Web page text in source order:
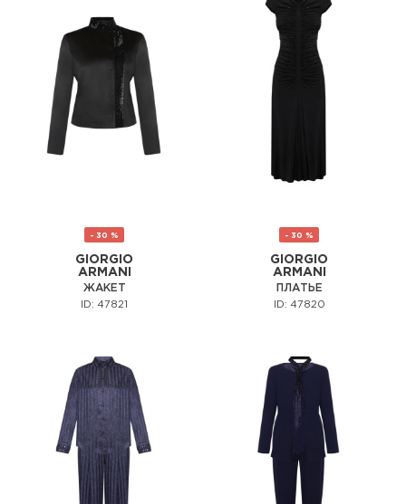
- 30 %
GIORGIO
ARMANI
ЖАКЕТ
ID: 47821
- 30 %
GIORGIO
ARMANI
ПЛАТЬЕ
ID: 47820